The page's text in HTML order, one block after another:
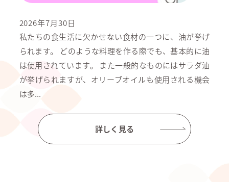
2026年7月30日
私たちの食生活に欠かせない食材の一つに、油が挙げ
られます。 どのような料理を作る際でも、基本的に油
は使用されています。 また一般的なものにはサラダ油
が挙げられますが、オリーブオイルも使用される機会
は多...
詳しく見る